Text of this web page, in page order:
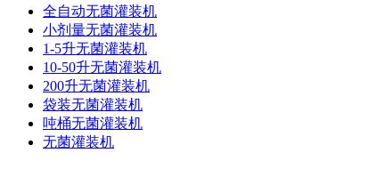
全自动无菌灌装机
小剂量无菌灌装机
1-5升无菌灌装机
10-50升无菌灌装机
200升无菌灌装机
袋装无菌灌装机
吨桶无菌灌装机
无菌灌装机